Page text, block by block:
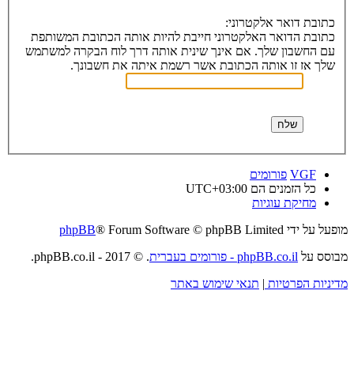
כתובת דואר אלקטרוני:
כתובת הדואר האלקטרוני חייבת להיות אותה הכתובת המשותפת
עם החשבון שלך. אם אינך שינית אותה דרך לוח הבקרה למשתמש
שלך אז זו אותה הכתובת אשר רשמת איתה את חשבונך.
VGF פורומים
כל הזמנים הם UTC+03:00
מחיקת עוגיות
מופעל על ידי
phpBB® Forum Software © phpBB Limited
מבוסס על phpBB.co.il - פורומים בעברית
. © 2017 - phpBB.co.il.
מדיניות הפרטיות | תנאי שימוש באתר